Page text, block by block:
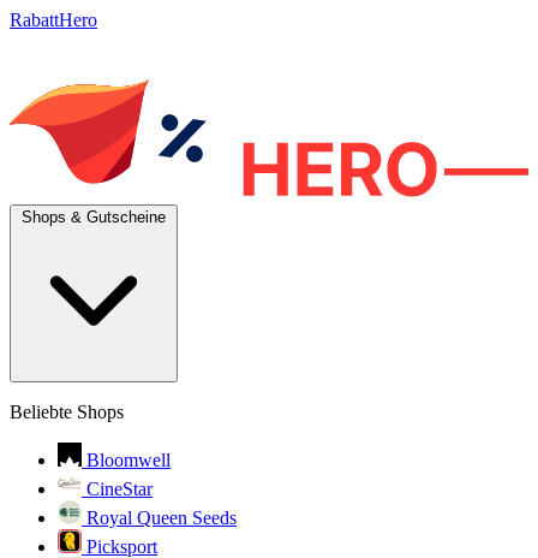
RabattHero
Beliebte Shops
Bloomwell
CineStar
Royal Queen Seeds
Picksport